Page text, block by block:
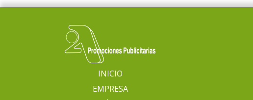
INICIO
EMPRESA